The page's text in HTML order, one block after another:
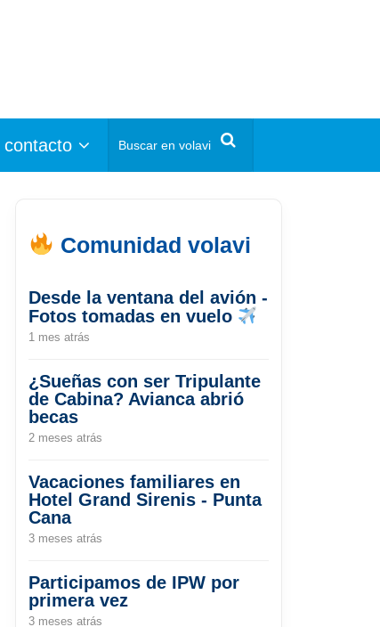
contacto
Comunidad volavi
Desde la ventana del avión -
Fotos tomadas en vuelo
1 mes atrás
¿Sueñas con ser Tripulante
de Cabina? Avianca abrió
becas
2 meses atrás
Vacaciones familiares en
Hotel Grand Sirenis - Punta
Cana
3 meses atrás
Participamos de IPW por
primera vez
3 meses atrás